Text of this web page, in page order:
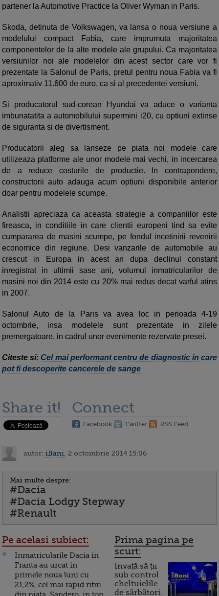
partener la Automotive Practice la Oliver Wyman in Paris.
Skoda, detinuta de Volkswagen, va lansa o noua versiune a
modelului compact Fabia, care imprumuta majoritatea
componentelor de la alte modele ale grupului. Ca majoritatea
versiunilor noi ale modelelor din acest sector care vor fi
prezentate la Salonul de Paris, pretul pentru noua Fabia va fi
aproximativ 11.600 de euro, ca si al precedentei versiuni.
Si producatorul sud-corean Hyundai va aduce o varianta
imbunatatita a automobilului supermini i20, cu optiuni extinse
de siguranta si de divertisment.
Producatorii aleg sa lanseze pe piata noi modele care
utilizeaza platforme ale unor modele mai vechi, in incercarea
de a reduce costurile de productie. In contrapondere,
constructorii auto adauga acum optiuni disponibile anterior
doar pentru modelele scumpe.
Analistii apreciaza ca aceasta strategie a companiilor este
fireasca, in conditiile in care clientii europeni tind sa evite
cumpararea de masini scumpe, pe fondul incetinirii revenirii
economice din regiune. Desi vanzarile de automobile au
crescut in Europa in acest an dupa declinul constant
inregistrat in ultimii sase ani, volumul inmatricularilor de
masini noi din 2014 este cu 20% mai redus decat varful atins
in 2007.
Salonul Auto de la Paris va avea loc in perioada 4-19
octombrie, insa modelele sunt prezentate in zilele
premergatoare, in cadrul unor evenimente rezervate presei.
Citeste si: Cel mai performant centru de diagnostic in care
pot fi descoperite cancerele de sange
Share it! Connect
Facebook Twitter RSS Feed
autor: iBani , 2 octombrie 2014 15:06
Mai multe despre:
#Dacia
#Dacia Lodgy Stepway
#Renault
Pe acelasi subiect:
Inmatricularile Dacia in
Franta au urcat in
primele noua luni cu
21,2%, cel mai rapid ritm
Prima pagina pe
scurt:
Invață să ții
sub control
cheltuielile
de sărbători.